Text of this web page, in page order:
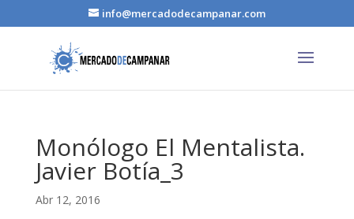
info@mercadodecampanar.com
Monólogo El Mentalista.
Javier Botía_3
Abr 12, 2016